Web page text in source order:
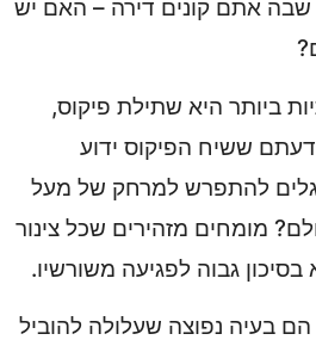
אתם קונים דירה – האם יש
ביותר היא שתילת פיקוס,
ששיח הפיקוס ידוע
להתפרש למרחק של מעל
מומחים מזהירים שכל צינור
גבוה לפגיעה משורשיו.
בעיה נפוצה שעלולה להוביל